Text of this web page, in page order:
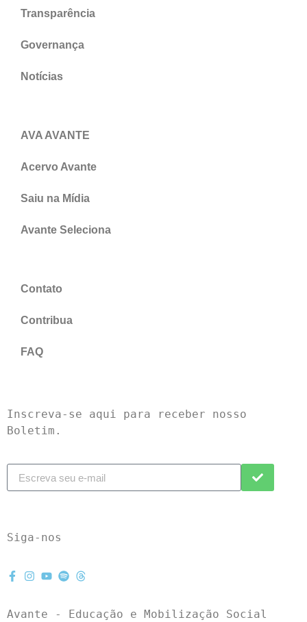
Transparência
Governança
Notícias
AVA AVANTE
Acervo Avante
Saiu na Mídia
Avante Seleciona
Contato
Contribua
FAQ
Inscreva-se aqui para receber nosso
Boletim.
Siga-nos
Avante - Educação e Mobilização Social